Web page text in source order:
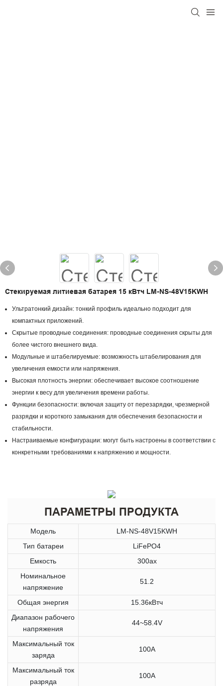
Стекируемая литиевая батарея 15 кВтч LM-NS-48V15KWH
Ультратонкий дизайн: тонкий профиль идеально подходит для
компактных приложений.
Скрытые проводные соединения: проводные соединения скрыты для
более чистого внешнего вида.
Модульные и штабелируемые: возможность штабелирования для
увеличения емкости или напряжения.
Высокая плотность энергии: обеспечивает высокое соотношение
энергии к весу для увеличения времени работы.
Функции безопасности: включая защиту от перезарядки, чрезмерной
разрядки и короткого замыкания для обеспечения безопасности и
стабильности.
Настраиваемые конфигурации: могут быть настроены в соответствии с
конкретными требованиями к напряжению и мощности.
ПАРАМЕТРЫ ПРОДУКТА
Модель
LM-NS-48V15KWH
Тип батареи
LiFePO4
Емкость
300ах
Номинальное
напряжение
51.2
Общая энергия
15.36кВтч
Диапазон рабочего
напряжения
44~58.4V
Максимальный ток
заряда
100A
Максимальный ток
разряда
100A